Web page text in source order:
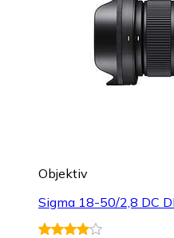
Objektiv
Sigma 18-50/2,8 DC